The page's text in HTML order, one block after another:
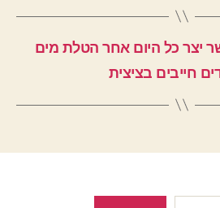
יצר כל היום אחר הטלת מים
חייבים בציצית